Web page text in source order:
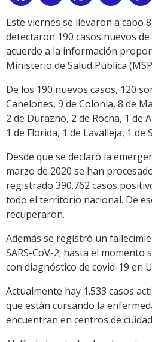
Este viernes se llevaron a cabo
detectaron 190 casos nuevos
acuerdo a la información
Ministerio de Salud Pública
De los 190 nuevos casos, 120
Canelones, 9 de Colonia, 8 de
2 de Durazno, 2 de Rocha, 1 de
1 de Florida, 1 de Lavalleja, 1 de
Desde que se declaró la
marzo de 2020 se han
registrado 390.762 casos
todo el territorio nacional. De
recuperaron.
Además se registró un
SARS-CoV-2; hasta el momento
con diagnóstico de covid-19 en
Actualmente hay 1.533 casos
que están cursando la
encuentran en centros de